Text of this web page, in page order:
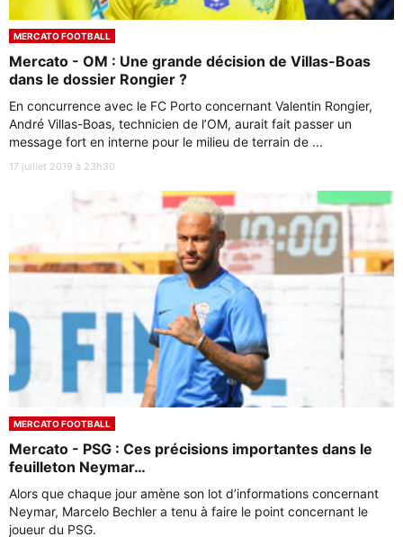
MERCATO FOOTBALL
Mercato - OM : Une grande décision de Villas-Boas
dans le dossier Rongier ?
En concurrence avec le FC Porto concernant Valentin Rongier,
André Villas-Boas, technicien de l’OM, aurait fait passer un
message fort en interne pour le milieu de terrain de ...
17 juillet 2019 à 23h30
MERCATO FOOTBALL
Mercato - PSG : Ces précisions importantes dans le
feuilleton Neymar…
Alors que chaque jour amène son lot d’informations concernant
Neymar, Marcelo Bechler a tenu à faire le point concernant le
joueur du PSG.